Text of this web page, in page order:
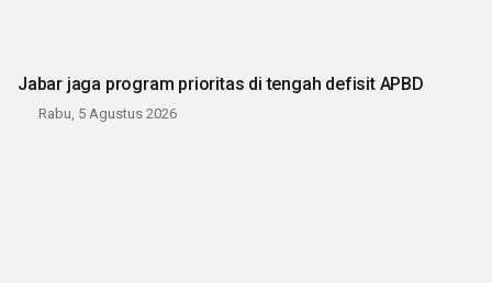
Jabar jaga program prioritas di tengah defisit APBD
Rabu, 5 Agustus 2026